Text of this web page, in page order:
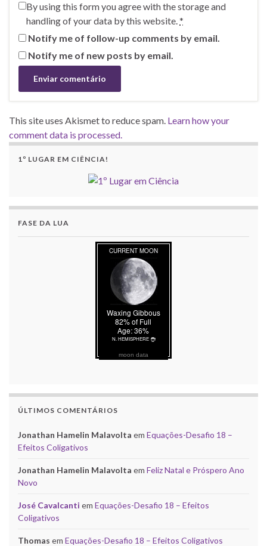
By using this form you agree with the storage and
handling of your data by this website.*
Notify me of follow-up comments by email.
Notify me of new posts by email.
This site uses Akismet to reduce spam. Learn how your
comment data is processed.
1º LUGAR EM CIÊNCIA!
FASE DA LUA
moon data
ÚLTIMOS COMENTÁRIOS
Jonathan Hamelin Malavolta em Equações-Desafio 18 –
Efeitos Coligativos
Jonathan Hamelin Malavolta em Feliz Natal e Próspero Ano
Novo
José Cavalcanti em Equações-Desafio 18 – Efeitos
Coligativos
Thomas em Equações-Desafio 18 – Efeitos Coligativos